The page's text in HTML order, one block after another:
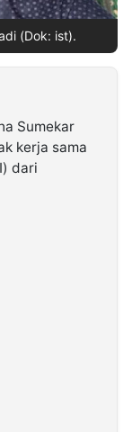
(Dok: ist).
Sumekar
kerja sama
dari